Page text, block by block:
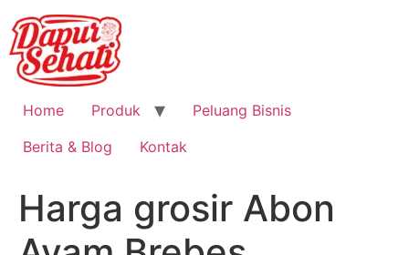
Home Produk
Peluang Bisnis
Berita & Blog
Kontak
Harga grosir Abon